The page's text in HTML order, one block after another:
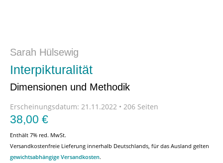
Sarah Hülsewig
Interpikturalität
Dimensionen und Methodik
Erscheinungsdatum: 21.11.2022 • 206 Seiten
38,00 €
Enthält 7% red. MwSt.
Versandkostenfreie Lieferung innerhalb Deutschlands, für das Ausland gelten
gewichtsabhängige Versandkosten.